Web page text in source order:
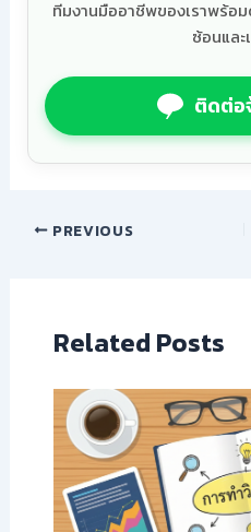
ทีมงานมืออาชีพของเราพร้
ซ้อนและ
ติดต่อ
PREVIOUS
Related Posts